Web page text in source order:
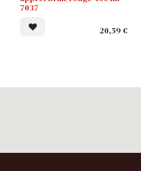
7037
20,59 €